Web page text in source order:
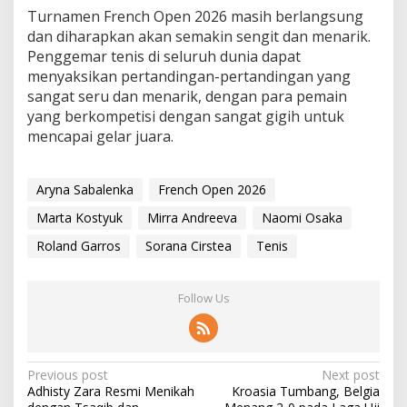
Turnamen French Open 2026 masih berlangsung
dan diharapkan akan semakin sengit dan menarik.
Penggemar tenis di seluruh dunia dapat
menyaksikan pertandingan-pertandingan yang
sangat seru dan menarik, dengan para pemain
yang berkompetisi dengan sangat gigih untuk
mencapai gelar juara.
Aryna Sabalenka
French Open 2026
Marta Kostyuk
Mirra Andreeva
Naomi Osaka
Roland Garros
Sorana Cirstea Tenis
Follow Us
P
Previous post
Adhisty Zara Resmi Menikah
Next post
Kroasia Tumbang, Belgia